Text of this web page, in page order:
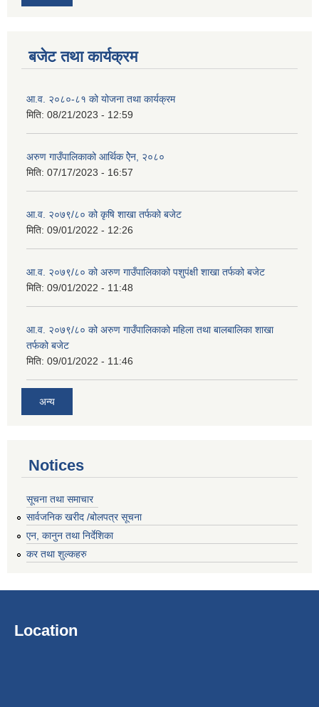
बजेट तथा कार्यक्रम
आ.व. २०८०-८१ को योजना तथा कार्यक्रम
मिति: 08/21/2023 - 12:59
अरुण गाउँपालिकाको आर्थिक ऐेन, २०८०
मिति: 07/17/2023 - 16:57
आ.व. २०७९/८० को कृषि शाखा तर्फको बजेट
मिति: 09/01/2022 - 12:26
आ.व. २०७९/८० को अरुण गाउँपालिकाको पशुपंक्षी शाखा तर्फको बजेट
मिति: 09/01/2022 - 11:48
आ.व. २०७९/८० को अरुण गाउँपालिकाको महिला तथा बालबालिका शाखा
तर्फको बजेट
मिति: 09/01/2022 - 11:46
अन्य
Notices
सूचना तथा समाचार
सार्वजनिक खरीद /बोलपत्र सूचना
एन, कानुन तथा निर्देशिका
कर तथा शुल्कहरु
Location